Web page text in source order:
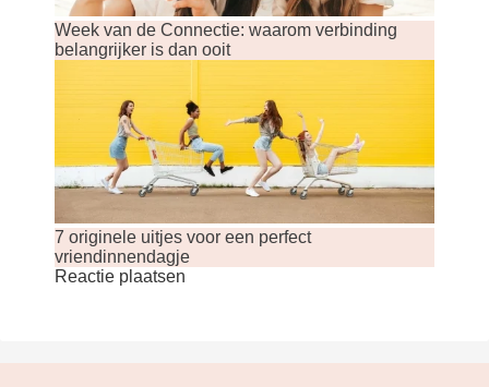
Week van de Connectie: waarom verbinding
belangrijker is dan ooit
7 originele uitjes voor een perfect
vriendinnendagje
Reactie plaatsen